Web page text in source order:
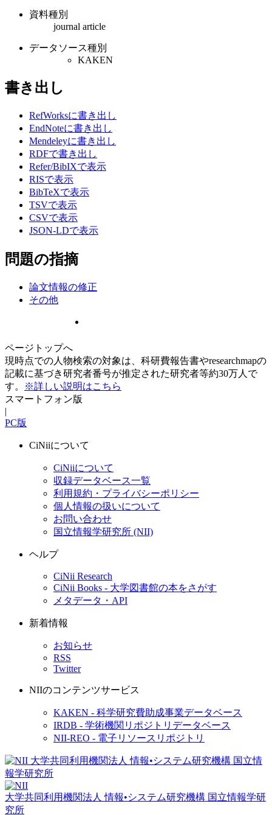
資料種別
journal article
データソース種別
KAKEN
書き出し
RefWorksに書き出し
EndNoteに書き出し
Mendeleyに書き出し
RDFで書き出し
Refer/BibIXで表示
RISで表示
BibTeXで表示
TSVで表示
CSVで表示
JSON-LDで表示
問題の指摘
論文情報の修正
その他
ページトップへ
現時点での人物検索の対象は、科研費報告書やresearchmapの
記載に基づき研究者番号が推定された研究者等約30万人で
す。
※詳しい説明はこちら
スマートフォン版
|
PC版
CiNiiについて
CiNiiについて
収録データベース一覧
利用規約・プライバシーポリシー
個人情報の扱いについて
お問い合わせ
国立情報学研究所 (NII)
ヘルプ
CiNii Research
CiNii Books - 大学図書館の本をさがす
メタデータ・API
新着情報
お知らせ
RSS
Twitter
NIIのコンテンツサービス
KAKEN - 科学研究費助成事業データベース
IRDB - 学術機関リポジトリデータベース
NII-REO - 電子リソースリポジトリ
大学共同利用機関法人 情報•システム研究機構 国立情報学研
究所